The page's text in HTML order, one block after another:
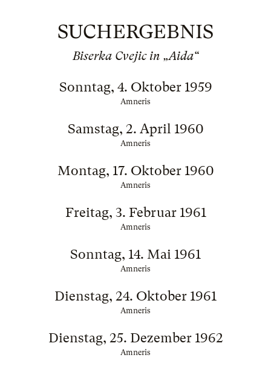
SUCHERGEBNIS
Biserka Cvejic in „Aida“
Sonntag, 4. Oktober 1959
Amneris
Samstag, 2. April 1960
Amneris
Montag, 17. Oktober 1960
Amneris
Freitag, 3. Februar 1961
Amneris
Sonntag, 14. Mai 1961
Amneris
Dienstag, 24. Oktober 1961
Amneris
Dienstag, 25. Dezember 1962
Amneris